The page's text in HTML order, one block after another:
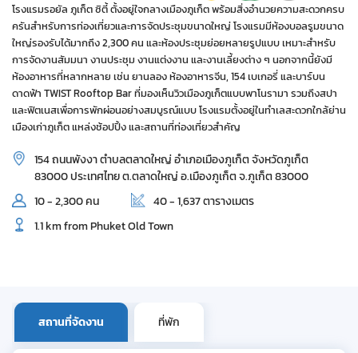
โรงแรมรอยัล ภูเก็ต ซิตี้ ตั้งอยู่ใจกลางเมืองภูเก็ต พร้อมสิ่งอำนวยความสะดวกครบ
ครันสำหรับการท่องเที่ยวและการจัดประชุมขนาดใหญ่ โรงแรมมีห้องบอลรูมขนาด
ใหญ่รองรับได้มากถึง 2,300 คน และห้องประชุมย่อยหลายรูปแบบ เหมาะสำหรับ
การจัดงานสัมมนา งานประชุม งานแต่งงาน และงานเลี้ยงต่าง ๆ นอกจากนี้ยังมี
ห้องอาหารที่หลากหลาย เช่น ยานลอง ห้องอาหารจีน, 154 เบเกอรี่ และบาร์บน
ดาดฟ้า TWIST Rooftop Bar ที่มองเห็นวิวเมืองภูเก็ตแบบพาโนรามา รวมถึงสปา
และฟิตเนสเพื่อการพักผ่อนอย่างสมบูรณ์แบบ โรงแรมตั้งอยู่ในทำเลสะดวกใกล้ย่าน
เมืองเก่าภูเก็ต แหล่งช้อปปิ้ง และสถานที่ท่องเที่ยวสำคัญ
154 ถนนพังงา ตำบลตลาดใหญ่ อำเภอเมืองภูเก็ต จังหวัดภูเก็ต
83000 ประเทศไทย ต.ตลาดใหญ่ อ.เมืองภูเก็ต จ.ภูเก็ต 83000
10 - 2,300 คน
40 - 1,637 ตารางเมตร
1.1 km from Phuket Old Town
สถานที่จัดงาน ที่พัก